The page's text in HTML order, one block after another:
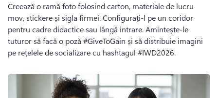
Creează o ramă foto folosind carton, materiale de lucru
mov, stickere și sigla firmei. Configurați-l pe un coridor
pentru cadre didactice sau lângă intrare. Amintește-le
tuturor să facă o poză #GiveToGain și să distribuie imagini
pe rețelele de socializare cu hashtagul #IWD2026.